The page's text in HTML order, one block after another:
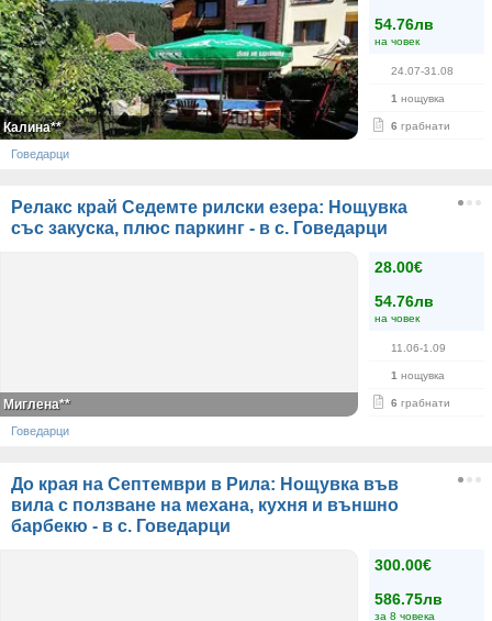
54.76лв
на човек
24.07-31.08
1 нощувка
6 грабнати
Калина**
Говедарци
Релакс край Седемте рилски езера: Нощувка
със закуска, плюс паркинг - в с. Говедарци
28.00€
54.76лв
на човек
11.06-1.09
1 нощувка
6 грабнати
Миглена**
Говедарци
До края на Септември в Рила: Нощувка във
вила с ползване на механа, кухня и външно
барбекю - в с. Говедарци
300.00€
586.75лв
за 8 човека